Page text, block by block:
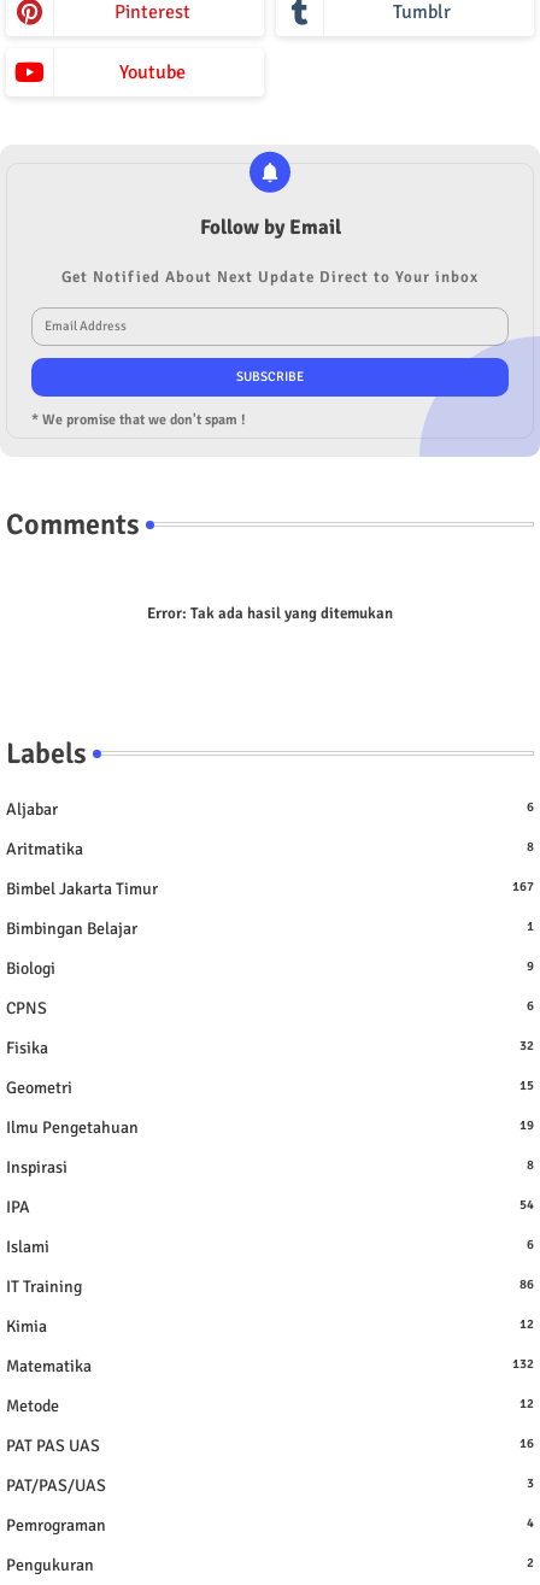
Pinterest Tumblr
Youtube
Follow by Email
Get Notified About Next Update Direct to Your inbox
* We promise that we don't spam !
Comments
Error: Tak ada hasil yang ditemukan
Labels
Aljabar 6
Aritmatika 8
Bimbel Jakarta Timur 167
Bimbingan Belajar 1
Biologi 9
CPNS 6
Fisika 32
Geometri 15
Ilmu Pengetahuan 19
Inspirasi 8
IPA 54
Islami 6
IT Training 86
Kimia 12
Matematika 132
Metode 12
PAT PAS UAS 16
PAT/PAS/UAS 3
Pemrograman 4
Pengukuran 2